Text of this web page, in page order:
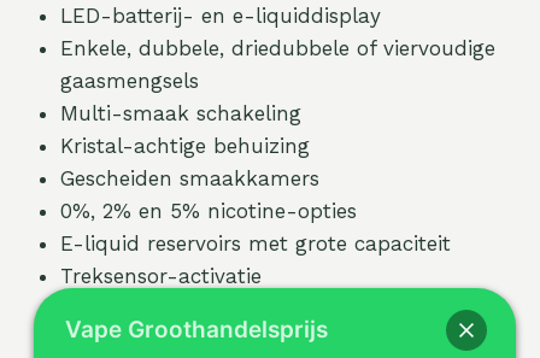
LED-batterij- en e-liquiddisplay
Enkele, dubbele, driedubbele of viervoudige
gaasmengsels
Multi-smaak schakeling
Kristal-achtige behuizing
Gescheiden smaakkamers
0%, 2% en 5% nicotine-opties
E-liquid reservoirs met grote capaciteit
Treksensor-activatie
Vape Groothandelsprijs